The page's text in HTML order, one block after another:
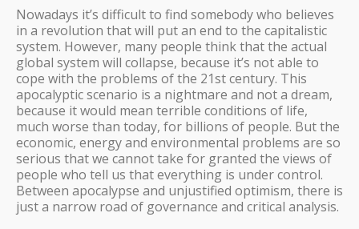
Nowadays it’s difficult to find somebody who believes
in a revolution that will put an end to the capitalistic
system. However, many people think that the actual
global system will collapse, because it’s not able to
cope with the problems of the 21st century. This
apocalyptic scenario is a nightmare and not a dream,
because it would mean terrible conditions of life,
much worse than today, for billions of people. But the
economic, energy and environmental problems are so
serious that we cannot take for granted the views of
people who tell us that everything is under control.
Between apocalypse and unjustified optimism, there is
just a narrow road of governance and critical analysis.